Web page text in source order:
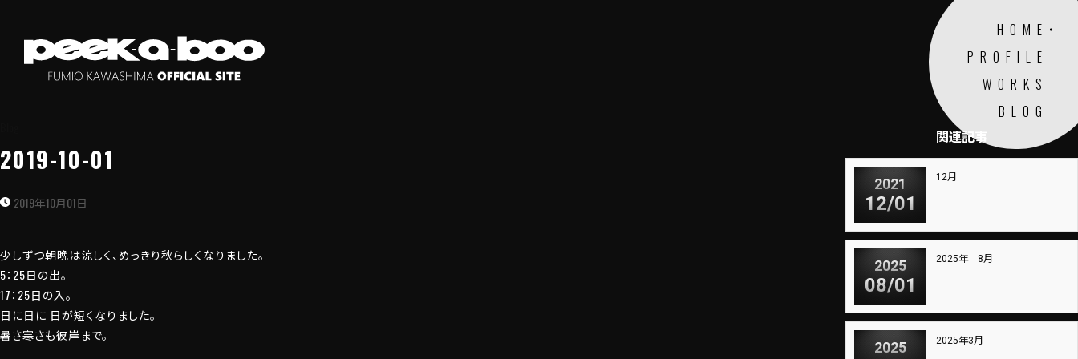
HOME
PROFILE
WORKS
BLOG
2019-10-01
2019年10月01日
少しずつ朝晩は涼しく、めっきり秋らしくなりました。
5：25日の出。
17：25日の入。
日に日に 日が短くなりました。
暑さ寒さも彼岸まで。
関連記事
2021
12/01
12月
2025
08/01
2025年 8月
2025 2025年3月